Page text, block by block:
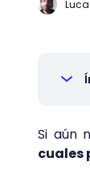
Si aún
cuales